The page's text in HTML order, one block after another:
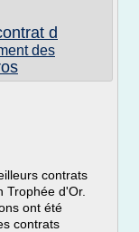
d
des
contrats
Trophée d'Or.
ont été
contrats